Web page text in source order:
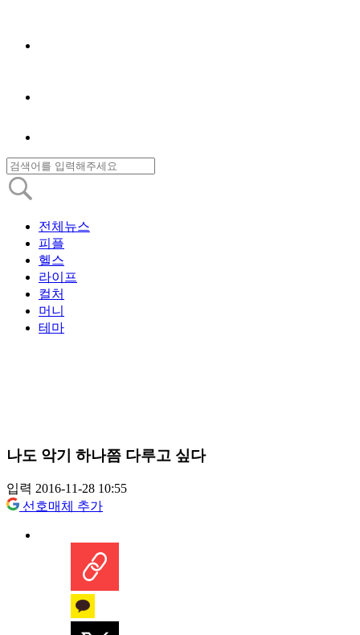
전체뉴스
피플
헬스
라이프
컬처
머니
테마
나도 악기 하나쯤 다루고 싶다
입력 2016-11-28 10:55
선호매체 추가